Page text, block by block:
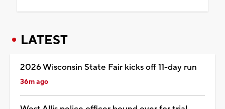
LATEST
2026 Wisconsin State Fair kicks off 11-day run
36m ago